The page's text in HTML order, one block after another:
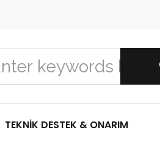
TEKNIK DESTEK & ONARIM